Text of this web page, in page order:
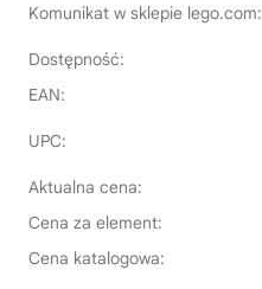
Komunikat w sklepie lego.com:
Dostępność:
EAN:
UPC:
Aktualna cena:
Cena za element:
Cena katalogowa: